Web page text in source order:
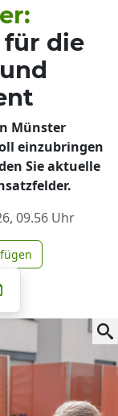
die
Münster
einzubringen
Sie aktuelle
09.56 Uhr
Google
auf Telegram
X